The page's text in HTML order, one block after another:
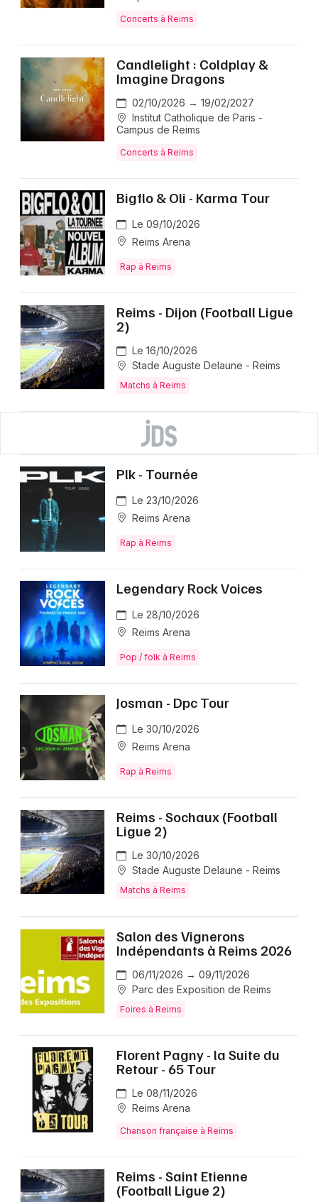
Concerts à Reims
Candlelight : Coldplay &
Imagine Dragons
02/10/2026 → 19/02/2027
Institut Catholique de Paris -
Campus de Reims
Concerts à Reims
Bigflo & Oli - Karma Tour
Le 09/10/2026
Reims Arena
Rap à Reims
Reims - Dijon (Football Ligue
2)
Le 16/10/2026
Stade Auguste Delaune - Reims
Matchs à Reims
Plk - Tournée
Le 23/10/2026
Reims Arena
Rap à Reims
Legendary Rock Voices
Le 28/10/2026
Reims Arena
Pop / folk à Reims
Josman - Dpc Tour
Le 30/10/2026
Reims Arena
Rap à Reims
Reims - Sochaux (Football
Ligue 2)
Le 30/10/2026
Stade Auguste Delaune - Reims
Matchs à Reims
Salon des Vignerons
Indépendants à Reims 2026
06/11/2026 → 09/11/2026
Parc des Exposition de Reims
Foires à Reims
Florent Pagny - la Suite du
Retour - 65 Tour
Le 08/11/2026
Reims Arena
Chanson française à Reims
Reims - Saint Etienne
(Football Ligue 2)